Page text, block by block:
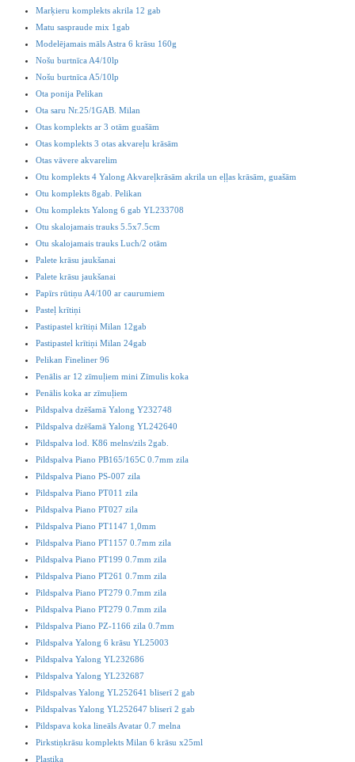
Marķieru komplekts akrila 12 gab
Matu saspraude mix 1gab
Modelējamais māls Astra 6 krāsu 160g
Nošu burtnīca A4/10lp
Nošu burtnīca A5/10lp
Ota ponija Pelikan
Ota saru Nr.25/1GAB. Milan
Otas komplekts ar 3 otām guašām
Otas komplekts 3 otas akvareļu krāsām
Otas vāvere akvarelim
Otu komplekts 4 Yalong Akvareļkrāsām akrila un eļļas krāsām, guašām
Otu komplekts 8gab. Pelikan
Otu komplekts Yalong 6 gab YL233708
Otu skalojamais trauks 5.5x7.5cm
Otu skalojamais trauks Luch/2 otām
Palete krāsu jaukšanai
Palete krāsu jaukšanai
Papīrs rūtiņu A4/100 ar caurumiem
Pasteļ krītiņi
Pastipastel krītiņi Milan 12gab
Pastipastel krītiņi Milan 24gab
Pelikan Fineliner 96
Penālis ar 12 zīmuļiem mini Zīmulis koka
Penālis koka ar zīmuļiem
Pildspalva dzēšamā Yalong Y232748
Pildspalva dzēšamā Yalong YL242640
Pildspalva lod. K86 melns/zils 2gab.
Pildspalva Piano PB165/165C 0.7mm zila
Pildspalva Piano PS-007 zila
Pildspalva Piano PT011 zila
Pildspalva Piano PT027 zila
Pildspalva Piano PT1147 1,0mm
Pildspalva Piano PT1157 0.7mm zila
Pildspalva Piano PT199 0.7mm zila
Pildspalva Piano PT261 0.7mm zila
Pildspalva Piano PT279 0.7mm zila
Pildspalva Piano PT279 0.7mm zila
Pildspalva Piano PZ-1166 zila 0.7mm
Pildspalva Yalong 6 krāsu YL25003
Pildspalva Yalong YL232686
Pildspalva Yalong YL232687
Pildspalvas Yalong YL252641 bliserī 2 gab
Pildspalvas Yalong YL252647 bliserī 2 gab
Pildspava koka lineāls Avatar 0.7 melna
Pirkstiņkrāsu komplekts Milan 6 krāsu x25ml
Plastika